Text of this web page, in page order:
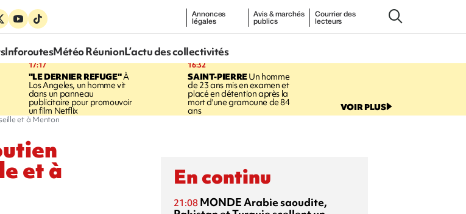
Annonces
légales
Avis & marchés
publics
Courrier des
lecteurs
InforoutesMétéo RéunionL’actu des collectivités
17:17
"LE DERNIER REFUGE"À
Los Angeles, un homme vit
dans un panneau
publicitaire pour promouvoir
un film Netflix
16:32
SAINT-PIERREUn homme
de 23 ans mis en examen et
placé en détention après la
mort d'une gramoune de 84
ans VOIR PLUS
et à Menton
et à En continu
21:08 MONDEArabie saoudite,